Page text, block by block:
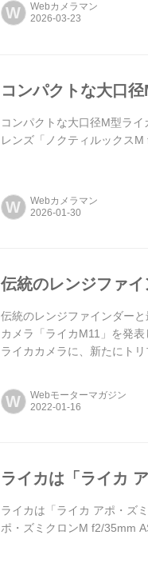
W Webカメラマン
コンパクトな大口
コンパクトな大口径M型ラ
レンズ「ノクティルックス
W Webカメラマン
伝統のレンジファ
伝統のレンジファインダー
カメラ「ライカM11」を発
ライカカメラに、新たにト
W Webモーターマガジン
ライカは「ライカ
ライカは「ライカ アポ・ズ
ポ・ズミクロンM f2/35mm